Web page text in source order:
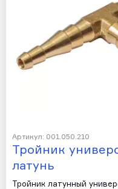
Артикул: 001.050.210
Тройник
латунь
Тройник латунный